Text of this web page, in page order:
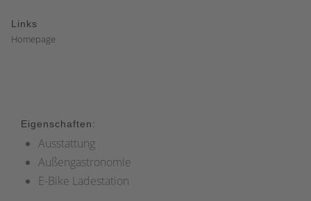
Links
Homepage
Eigenschaften:
Ausstattung
Außengastronomie
E-Bike Ladestation